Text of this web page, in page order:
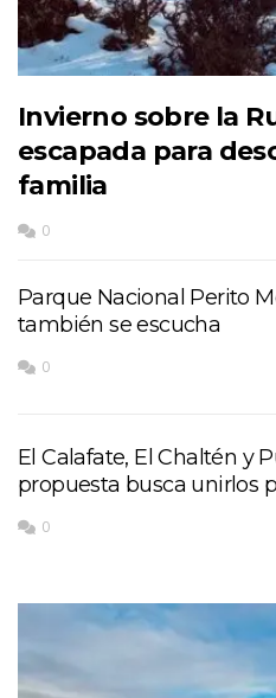
Invierno sobre la
escapada para
familia
0
Parque Nacional Perito
también se escucha
0
El Calafate, El Chaltén y
propuesta busca unirlos
0